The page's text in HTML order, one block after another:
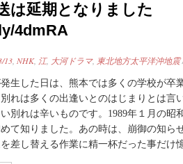
は延期となりました
4dmRA
13 NHK, 江, 大河ドラマ, 東北地方太平洋沖地震
生した日は、熊本では多くの学校が卒
れは多くの出逢いとのはじまりとは言
別れは辛いものです。1989年１月の昭
て知りました。あの時は、崩御の知ら
差し替える作業に精一杯だった事だけ